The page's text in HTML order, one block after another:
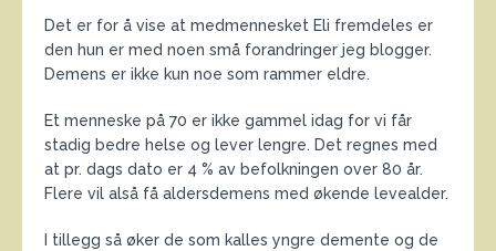
Det er for å vise at medmennesket Eli fremdeles er
den hun er med noen små forandringer jeg blogger.
Demens er ikke kun noe som rammer eldre.
Et menneske på 70 er ikke gammel idag for vi får
stadig bedre helse og lever lengre. Det regnes med
at pr. dags dato er 4 % av befolkningen over 80 år.
Flere vil alså få aldersdemens med økende levealder.
I tillegg så øker de som kalles yngre demente og de